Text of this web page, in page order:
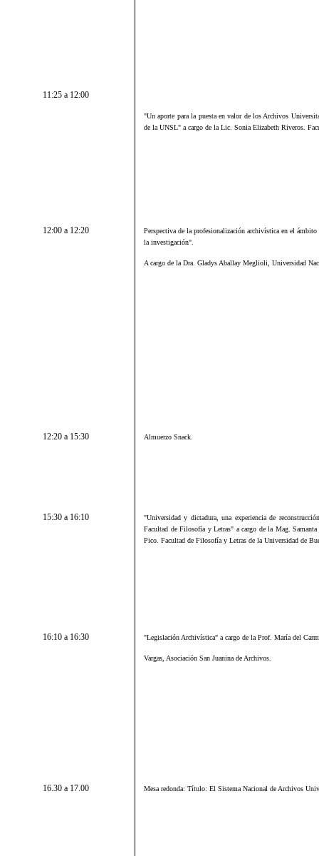
11:25 a 12:00
"Un aporte para la puesta en valor de los Archivos
de la UNSL" a cargo de la Lic. Sonia Elizabeth Riveros.
12:00 a 12:20
Perspectiva de la profesionalización archivística en el
la investigación".
A cargo de la Dra. Gladys Aballay Meglioli, Universidad
12:20 a 15:30 Almuerzo Snack.
15:30 a 16:10 "Universidad y dictadura, una experiencia de
Facultad de Filosofía y Letras" a cargo de la Mag.
Pico. Facultad de Filosofía y Letras de la Universidad de
16:10 a 16:30 "Legislación Archivística" a cargo de la Prof. María del
Vargas, Asociación San Juanina de Archivos.
16.30 a 17.00 Mesa redonda: Título: El Sistema Nacional de Archivos